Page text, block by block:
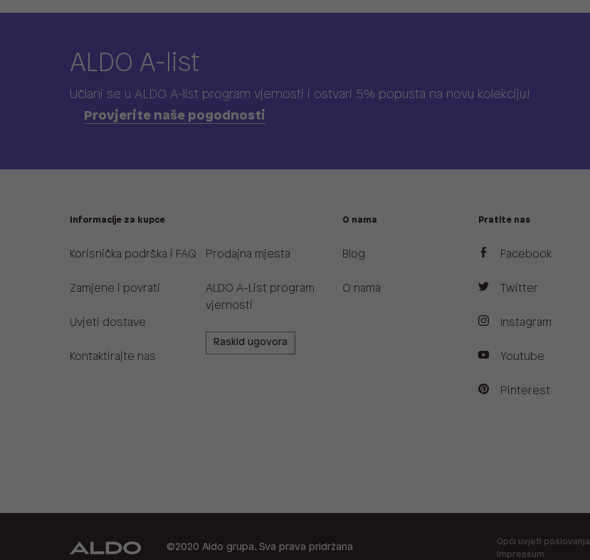
ALDO A-list
Učlani se u ALDO A-list program vjernosti i ostvari 5% popusta na novu kolekciju!
Provjerite naše pogodnosti
Informacije za kupce
Korisnička podrška i FAQ
Zamjene i povrati
Uvjeti dostave
Kontaktirajte nas
Prodajna mjesta
ALDO A-List program
vjernosti
Raskid ugovora
O nama
Blog
O nama
Pratite nas
Facebook
Twitter
Instagram
Youtube
Pinterest
©2020 Aldo grupa. Sva prava pridržana
Opći uvjeti poslovanja
Impressum